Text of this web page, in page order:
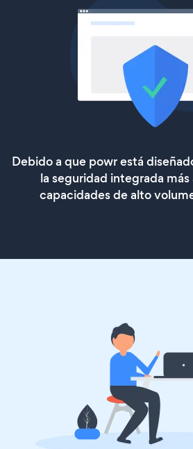
Debido a que powr está
la seguridad integrada más
capacidades de alto